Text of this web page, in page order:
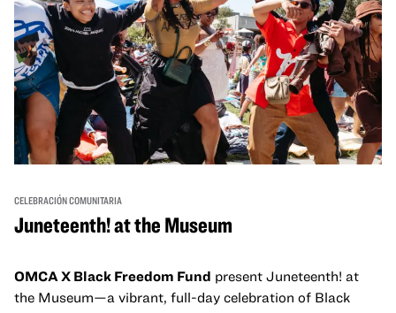
CELEBRACIÓN COMUNITARIA
Juneteenth! at the Museum
OMCA X Black Freedom Fund present Juneteenth! at
the Museum—a vibrant, full-day celebration of Black